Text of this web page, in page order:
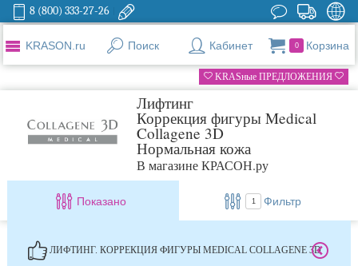
8 (800) 333-27-26
KRASON.ru Поиск Кабинет 0 Корзина
KRASные ПРЕДЛОЖЕНИЯ
Лифтинг
Коррекция фигуры Medical
Collagene 3D
Нормальная кожа
В магазине КРАСОН.ру
Показано 1 Фильтр
ЛИФТИНГ. КОРРЕКЦИЯ ФИГУРЫ MEDICAL COLLAGENE 3D